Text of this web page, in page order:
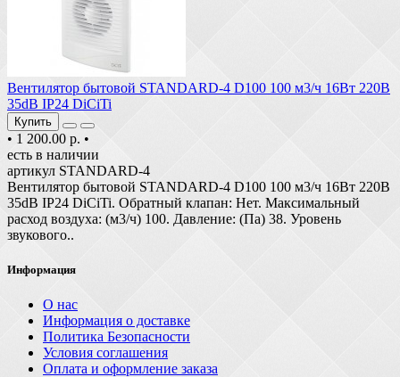
Вентилятор бытовой STANDARD-4 D100 100 м3/ч 16Вт 220В
35dB IP24 DiCiTi
Купить
• 1 200.00 р. •
есть в наличии
артикул STANDARD-4
Вентилятор бытовой STANDARD-4 D100 100 м3/ч 16Вт 220В
35dB IP24 DiCiTi. Обратный клапан: Нет. Максимальный
расход воздуха: (м3/ч) 100. Давление: (Па) 38. Уровень
звукового..
Информация
О нас
Информация о доставке
Политика Безопасности
Условия соглашения
Оплата и оформление заказа